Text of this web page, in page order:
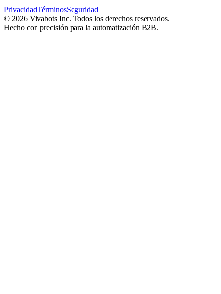
PrivacidadTérminosSeguridad
© 2026 Vivabots Inc. Todos los derechos reservados.
Hecho con precisión para la automatización B2B.